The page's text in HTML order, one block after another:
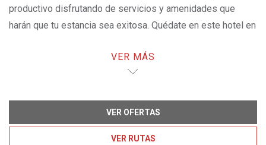
productivo disfrutando de servicios y amenidades que
harán que tu estancia sea exitosa. Quédate en este hotel en
VER MÁS
VER OFERTAS
VER RUTAS